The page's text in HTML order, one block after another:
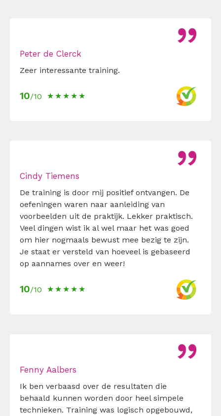
Peter de Clerck
Zeer interessante training.
10/10
Cindy Tiemens
De training is door mij positief ontvangen. De
oefeningen waren naar aanleiding van
voorbeelden uit de praktijk. Lekker praktisch.
Veel dingen wist ik al wel maar het was goed
om hier nogmaals bewust mee bezig te zijn.
Je staat er versteld van hoeveel is gebaseerd
op aannames over en weer!
10/10
Fenny Aalbers
Ik ben verbaasd over de resultaten die
behaald kunnen worden door heel simpele
technieken. Training was logisch opgebouwd,